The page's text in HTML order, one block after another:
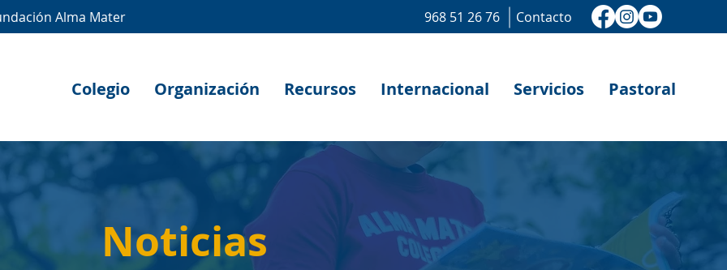
Alma Mater Contacto
968 51 26 76
Colegio Organización Recursos Internacional Servicios Pastoral
Noticias